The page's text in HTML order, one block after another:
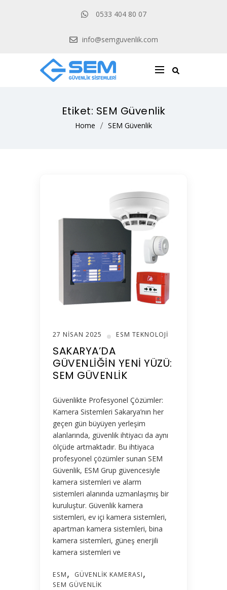
0533 404 80 07
info@semguvenlik.com
Etiket: SEM Güvenlik
Home SEM Güvenlik
27 NISAN 2025 ESM TEKNOLOJI
SAKARYA’DA
GÜVENLIĞIN YENI YÜZÜ:
SEM GÜVENLIK
Güvenlikte Profesyonel Çözümler:
Kamera Sistemleri Sakarya’nın her
geçen gün büyüyen yerleşim
alanlarında, güvenlik ihtiyacı da aynı
ölçüde artmaktadır. Bu ihtiyaca
profesyonel çözümler sunan SEM
Güvenlik, ESM Grup güvencesiyle
kamera sistemleri ve alarm
sistemleri alanında uzmanlaşmış bir
kuruluştur. Güvenlik kamera
sistemleri, ev içi kamera sistemleri,
apartman kamera sistemleri, bina
kamera sistemleri, güneş enerjili
kamera sistemleri ve
ESM
GÜVENLIK KAMERASI
SEM GÜVENLIK